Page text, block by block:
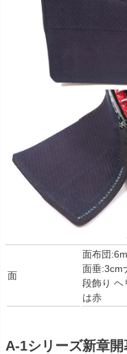
面
面布団
面垂:3cm
段飾り ヘ
は赤
A-1シリーズ新章開